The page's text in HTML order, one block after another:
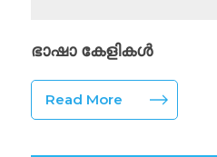
ഭാഷാ കേളികൾ
Read More